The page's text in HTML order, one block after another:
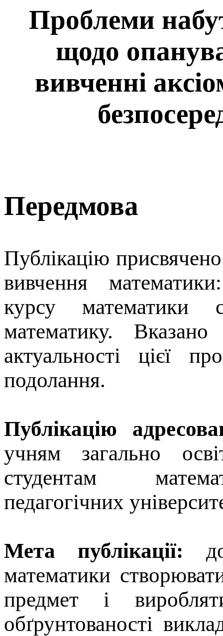
Проблеми
щодо
вивченні
Передмова
Публікацію
вивчення
курсу математики
математику.
актуальності цієї
подолання.
Публікацію
учням загально
студентам
педагогічних
Мета публікації:
математики
предмет і
обґрунтованості